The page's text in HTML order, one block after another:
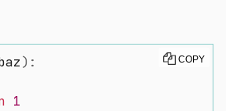
) :
1
COPY